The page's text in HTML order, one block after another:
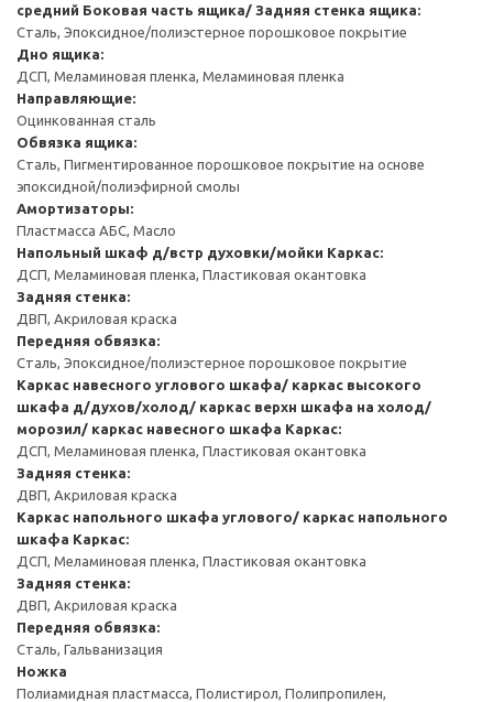
средний Боковая часть ящика/ Задняя стенка ящика:
Сталь, Эпоксидное/полиэстерное порошковое покрытие
Дно ящика:
ДСП, Меламиновая пленка, Меламиновая пленка
Направляющие:
Оцинкованная сталь
Обвязка ящика:
Сталь, Пигментированное порошковое покрытие на основе
эпоксидной/полиэфирной смолы
Амортизаторы:
Пластмасса АБС, Масло
Напольный шкаф д/встр духовки/мойки Каркас:
ДСП, Меламиновая пленка, Пластиковая окантовка
Задняя стенка:
ДВП, Акриловая краска
Передняя обвязка:
Сталь, Эпоксидное/полиэстерное порошковое покрытие
Каркас навесного углового шкафа/ каркас высокого
шкафа д/духов/холод/ каркас верхн шкафа на холод/
морозил/ каркас навесного шкафа Каркас:
ДСП, Меламиновая пленка, Пластиковая окантовка
Задняя стенка:
ДВП, Акриловая краска
Каркас напольного шкафа углового/ каркас напольного
шкафа Каркас:
ДСП, Меламиновая пленка, Пластиковая окантовка
Задняя стенка:
ДВП, Акриловая краска
Передняя обвязка:
Сталь, Гальванизация
Ножка
Полиамидная пластмасса, Полистирол, Полипропилен,